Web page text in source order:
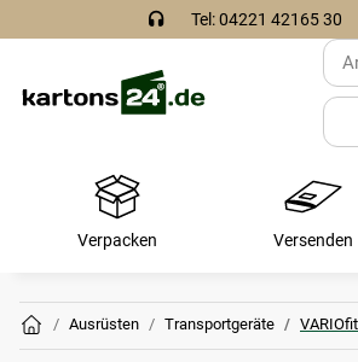
Tel: 04221 42165 30
Verpacken Versenden
Ausrüsten Transportgeräte